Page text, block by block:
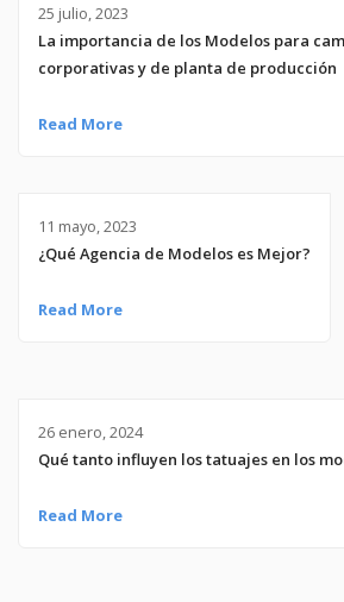
25 julio, 2023
La importancia de los Modelos para
corporativas y de planta de producción
Read More
11 mayo, 2023
¿Qué Agencia de Modelos es Mejor?
Read More
26 enero, 2024
Qué tanto influyen los tatuajes en los
Read More